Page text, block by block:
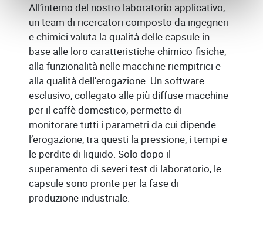
All’interno del nostro laboratorio applicativo,
un team di ricercatori composto da ingegneri
e chimici valuta la qualità delle capsule in
base alle loro caratteristiche chimico-fisiche,
alla funzionalità nelle macchine riempitrici e
alla qualità dell’erogazione. Un software
esclusivo, collegato alle più diffuse macchine
per il caffè domestico, permette di
monitorare tutti i parametri da cui dipende
l’erogazione, tra questi la pressione, i tempi e
le perdite di liquido. Solo dopo il
superamento di severi test di laboratorio, le
capsule sono pronte per la fase di
produzione industriale.